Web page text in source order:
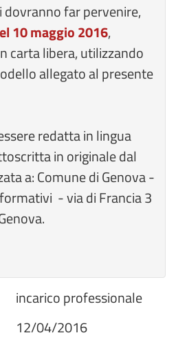
far pervenire,
10 maggio 2016,
carta libera, utilizzando
allegato al presente
redatta in lingua
in originale dal
a: Comune di Genova -
- via di Francia 3
incarico professionale
12/04/2016